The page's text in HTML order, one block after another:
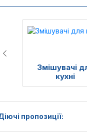
Змішувачі
кухні
пропозиції: